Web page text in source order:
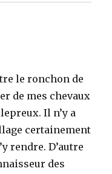
le ronchon de
de mes chevaux
Il n’y a
certainement
rendre. D’autre
des